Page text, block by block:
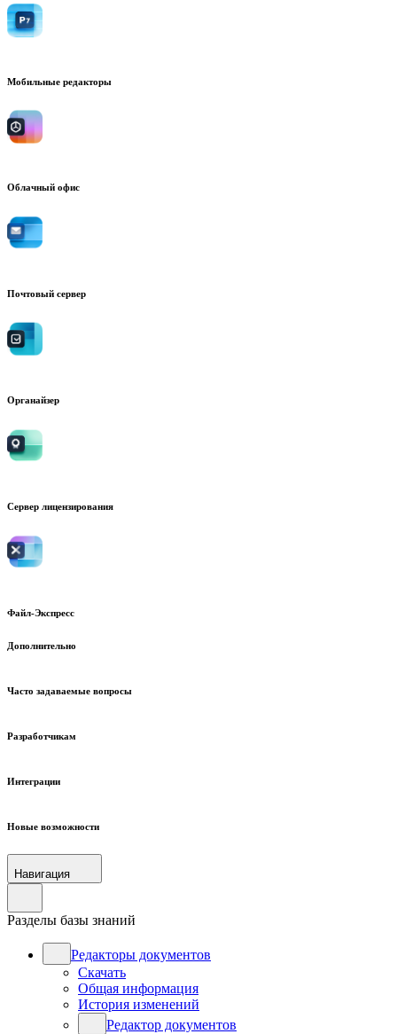
Мобильные редакторы
Облачный офис
Почтовый сервер
Органайзер
Сервер лицензирования
Файл-Экспресс
Дополнительно
Часто задаваемые вопросы
Разработчикам
Интеграции
Новые возможности
Навигация
Разделы базы знаний
Редакторы документов
Скачать
Общая информация
История изменений
Редактор документов